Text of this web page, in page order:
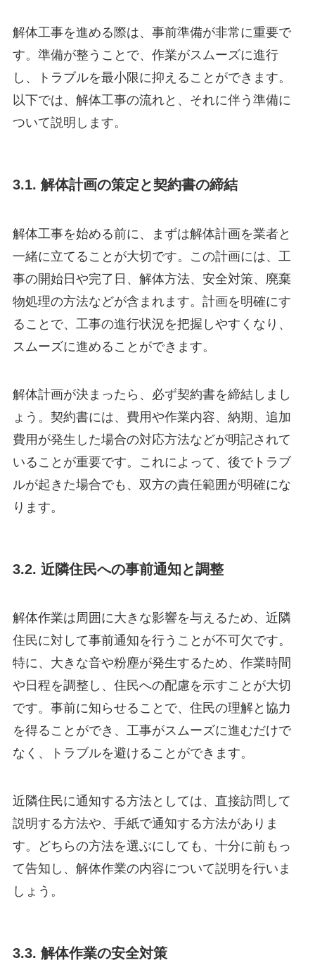
解体工事を進める際は、事前準備が非常に重要で
す。準備が整うことで、作業がスムーズに進行
し、トラブルを最小限に抑えることができます。
以下では、解体工事の流れと、それに伴う準備に
ついて説明します。
3.1. 解体計画の策定と契約書の締結
解体工事を始める前に、まずは解体計画を業者と
一緒に立てることが大切です。この計画には、工
事の開始日や完了日、解体方法、安全対策、廃棄
物処理の方法などが含まれます。計画を明確にす
ることで、工事の進行状況を把握しやすくなり、
スムーズに進めることができます。
解体計画が決まったら、必ず契約書を締結しまし
ょう。契約書には、費用や作業内容、納期、追加
費用が発生した場合の対応方法などが明記されて
いることが重要です。これによって、後でトラブ
ルが起きた場合でも、双方の責任範囲が明確にな
ります。
3.2. 近隣住民への事前通知と調整
解体作業は周囲に大きな影響を与えるため、近隣
住民に対して事前通知を行うことが不可欠です。
特に、大きな音や粉塵が発生するため、作業時間
や日程を調整し、住民への配慮を示すことが大切
です。事前に知らせることで、住民の理解と協力
を得ることができ、工事がスムーズに進むだけで
なく、トラブルを避けることができます。
近隣住民に通知する方法としては、直接訪問して
説明する方法や、手紙で通知する方法がありま
す。どちらの方法を選ぶにしても、十分に前もっ
て告知し、解体作業の内容について説明を行いま
しょう。
3.3. 解体作業の安全対策